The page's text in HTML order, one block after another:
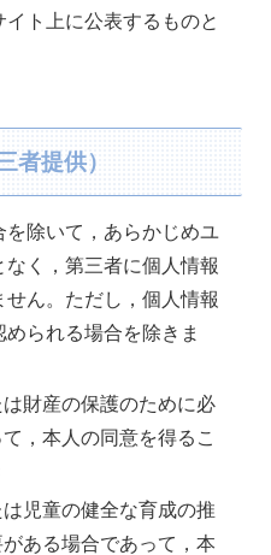
ト上に公表するものと
者提供）
除いて，あらかじめユ
く，第三者に個人情報
ん。ただし，個人情報
られる場合を除きま
財産の保護のために必
，本人の同意を得るこ
児童の健全な育成の推
ある場合であって，本